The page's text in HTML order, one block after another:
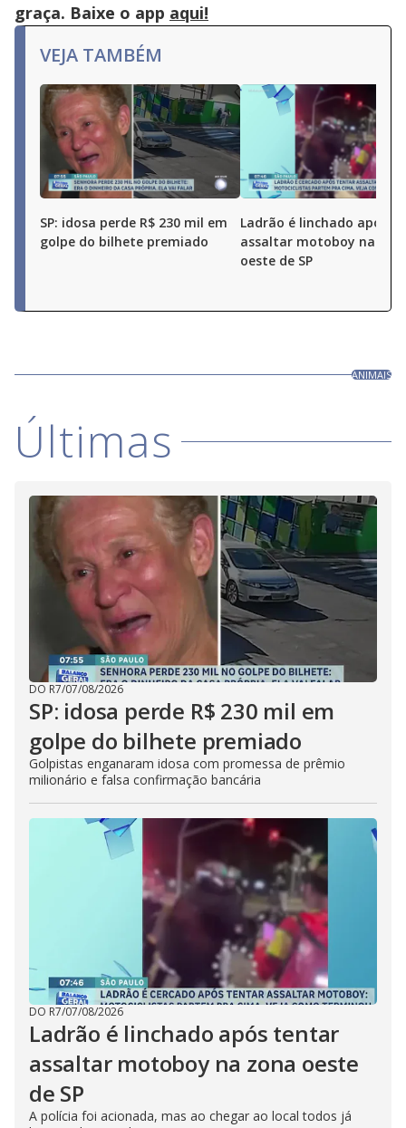
graça. Baixe o app aqui!
VEJA TAMBÉM
SP: idosa perde R$ 230 mil em
golpe do bilhete premiado
Ladrão é linchado após
assaltar motoboy na
oeste de SP
ANIMAIS
Últimas
DO R7/07/08/2026
SP: idosa perde R$ 230 mil em
golpe do bilhete premiado
Golpistas enganaram idosa com promessa de prêmio
milionário e falsa confirmação bancária
DO R7/07/08/2026
Ladrão é linchado após tentar
assaltar motoboy na zona oeste
de SP
A polícia foi acionada, mas ao chegar ao local todos já